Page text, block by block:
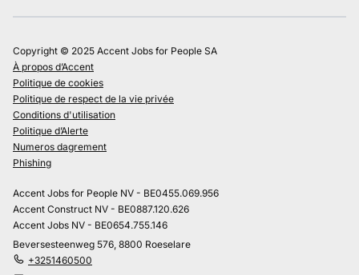
Copyright © 2025 Accent Jobs for People SA
À propos d’Accent
Politique de cookies
Politique de respect de la vie privée
Conditions d'utilisation
Politique d’Alerte
Numeros dagrement
Phishing
Accent Jobs for People NV - BE0455.069.956
Accent Construct NV - BE0887.120.626
Accent Jobs NV - BE0654.755.146
Beversesteenweg 576, 8800 Roeselare
+3251460500